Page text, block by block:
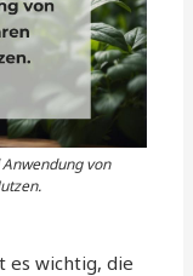
von
es wichtig, die